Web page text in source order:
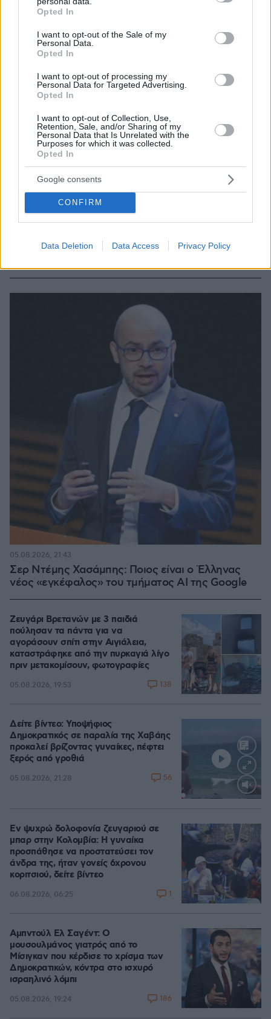
grant or deny consent to Google and its third-party tags to
use your data for below specified purposes in below Google
consent section.
Opted In
I want to opt-out of the Sale of my
Personal Data.
Opted In
I want to opt-out of processing my
Personal Data for Targeted Advertising.
Opted In
I want to opt-out of Collection, Use,
Retention, Sale, and/or Sharing of my
Personal Data that Is Unrelated with the
Purposes for which it was collected.
Opted In
Google consents
CONFIRM
Data Deletion Data Access Privacy Policy
Ανησυχώ μήπως ξεχάσει πόσο πολύ τον
05.08.2026, 20:15
Σερ Ντέμης Χασάμπης: Ποιος είναι ο Έλληνας
νέος «εγκέφαλος» του τμήματος AI της Google
05.08.2026, 21:43
Ζευγάρι Βρετανών με 3 παιδιά
πούλησαν τα πάντα για να
αγοράσουν σπίτι στην Αιγιάλεια,
καταστράφηκε από την πυρκαγιά λίγο
πριν μετακομίσουν, φωτογραφίες
05.08.2026, 19:53 138
Loaded
Δείτε βίντεο: Υποψήφιος
Δημοκρατικός σε παραλία της Χαβάης
προκαλεί βρίζοντας γυναίκες, πέφτει
ξερός από γροθιά
05.08.2026, 21:28 56
Εν ψυχρώ δολοφονία ζευγαριού σε
μπαρ στην Κολομβία: Η γυναίκα
προσπάθησε να προστατεύσει τον
άνδρα της, ήταν γονείς 6χρονου
κοριτσιού, δείτε βίντεο
06.08.2026, 06:25 1
Αμπντούλ Ελ Σαγέντ: Ο
μουσουλμάνος γιατρός από το
Μίσιγκαν που κέρδισε το χρίσμα των
Δημοκρατικών, κόντρα στο ισχυρό
ισραηλινό λόμπι
05.08.2026, 19:24 186